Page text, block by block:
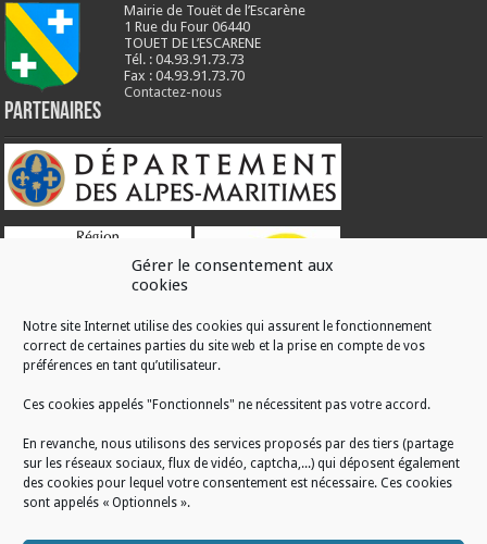
Gérer le consentement aux
cookies
Notre site Internet utilise des cookies qui assurent le fonctionnement
correct de certaines parties du site web et la prise en compte de vos
préférences en tant qu’utilisateur.
Ces cookies appelés "Fonctionnels" ne nécessitent pas votre accord.
En revanche, nous utilisons des services proposés par des tiers (partage
sur les réseaux sociaux, flux de vidéo, captcha,...) qui déposent également
des cookies pour lequel votre consentement est nécessaire. Ces cookies
sont appelés « Optionnels ».
Mairie de Touët de l’Escarène
1 Rue du Four 06440
TOUET DE L’ESCARENE
Tél. : 04.93.91.73.73
Fax : 04.93.91.73.70
Contactez-nous
Partenaires
RÉALISATION